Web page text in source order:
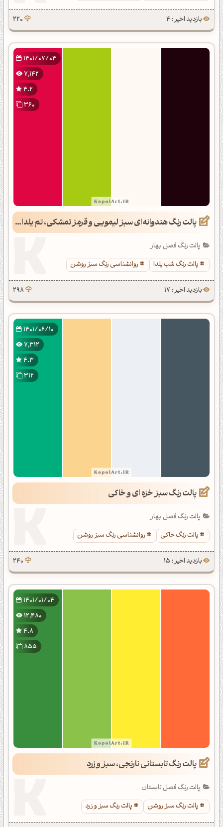
بازدید اخیر : 4 220
1401/07/04
7,142
4.2
360
پالت رنگ هندوانه‌ای سبز لیمویی و قرمز تمشکی، تم یلدایی
پالت رنگ فصل بهار
پالت رنگ شب یلدا
روانشناسی رنگ سبز روشن
بازدید اخیر : 17 298
1401/06/10
7,312
4.3
312
پالت رنگ سبز خزه ای و خاکی
پالت رنگ فصل بهار
پالت رنگ خاکی
روانشناسی رنگ سبز روشن
بازدید اخیر : 15 240
1401/01/04
12,480
4.8
855
پالت رنگ تابستانی نارنجی، سبز و زرد
پالت رنگ فصل تابستان
پالت رنگ سبز روشن
پالت رنگ سبز و زرد